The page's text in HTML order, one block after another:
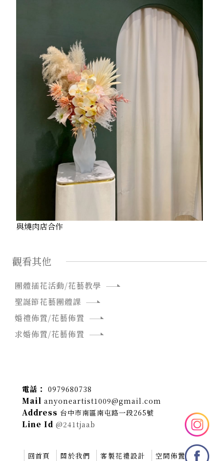
與燒肉店合作
觀看其他
團體插花活動/花藝教學
聖誕節花藝團體課
婚禮佈置/花藝佈置
求婚佈置/花藝佈置
0979680738
anyoneartist1009@gmail.com
台中市南區南屯路一段265號
@241tjaab
回首頁 關於我們 客製花禮設計 空間佈置